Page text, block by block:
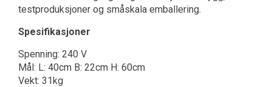
testproduksjoner og småskala emballering.
Spesifikasjoner
Spenning: 240 V
Mål: L: 40cm B: 22cm H: 60cm
Vekt: 31kg